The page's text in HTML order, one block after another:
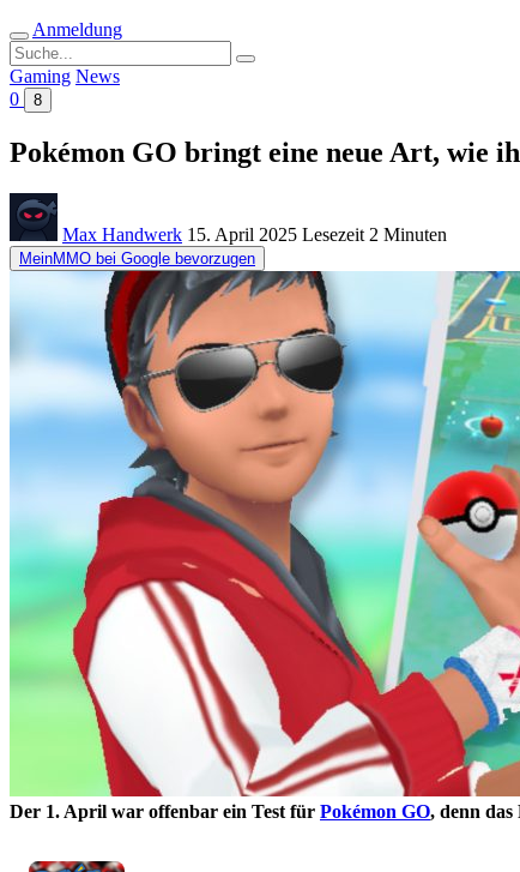
Anmeldung
Suche
nach:
Gaming News
0
8
Pokémon GO bringt eine neue Art, wie
Max Handwerk 15. April 2025 Lesezeit 2 Minuten
MeinMMO bei Google bevorzugen
Der 1. April war offenbar ein Test für Pokémon GO, denn